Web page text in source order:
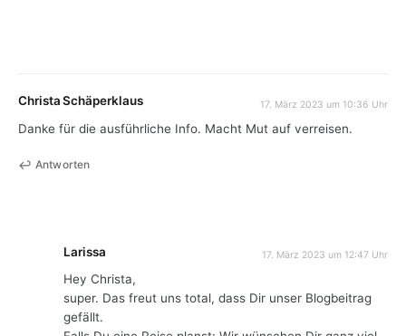
Christa Schäperklaus 17. März 2023 um 10:36 Uhr
Danke für die ausführliche Info. Macht Mut auf verreisen.
Antworten
Larissa 17. März 2023 um 12:47 Uhr
Hey Christa,
super. Das freut uns total, dass Dir unser Blogbeitrag
gefällt.